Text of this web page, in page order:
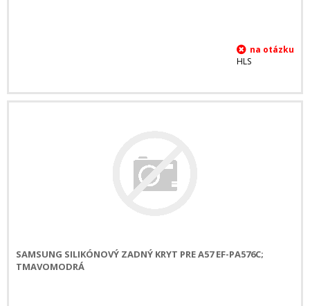
HLS
SAMSUNG SILIKÓNOVÝ ZADNÝ KRYT PRE A57 EF-PA576C;
TMAVOMODRÁ